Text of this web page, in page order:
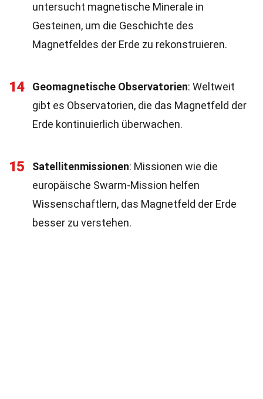
untersucht magnetische Minerale in
Gesteinen, um die Geschichte des
Magnetfeldes der Erde zu rekonstruieren.
14 Geomagnetische Observatorien: Weltweit
gibt es Observatorien, die das Magnetfeld der
Erde kontinuierlich überwachen.
15 Satellitenmissionen: Missionen wie die
europäische Swarm-Mission helfen
Wissenschaftlern, das Magnetfeld der Erde
besser zu verstehen.